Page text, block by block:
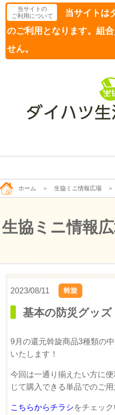
当サイトの
ご利用について
当サイトは
のご利用となります。組
せん。
ホーム ＞ 生協ミニ情報広場 ＞
生協ミニ情報
2023/08/11 斡旋
基本の防災グッズ
9月の還元斡旋商品3種類の
いたします！
今回は一通り揃えたい方に
じて購入できる単品でのご用
こちらからチラシをチェック